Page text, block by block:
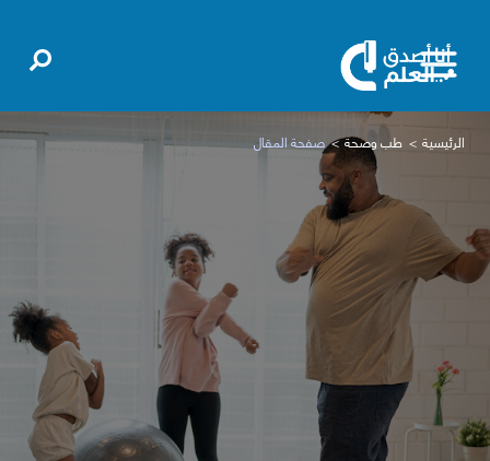
الرئيسية طب وصحة صفحة المقال